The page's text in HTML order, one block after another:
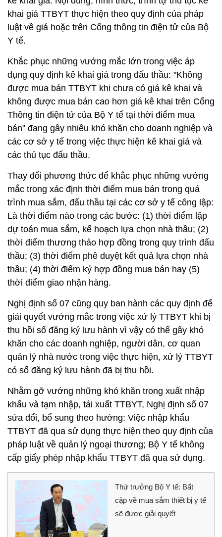
khai giá TTBYT thực hiện theo quy định của pháp
luật về giá hoặc trên Cổng thông tin điện tử của Bộ
Y tế.
Khắc phục những vướng mắc lớn trong việc áp
dụng quy định kê khai giá trong đấu thầu: "Không
được mua bán TTBYT khi chưa có giá kê khai và
không được mua bán cao hơn giá kê khai trên Cổng
Thông tin điện tử của Bộ Y tế tại thời điểm mua
bán" đang gây nhiều khó khăn cho doanh nghiệp và
các cơ sở y tế trong việc thực hiện kê khai giá và
các thủ tục đấu thầu.
Thay đổi phương thức để khắc phục những vướng
mắc trong xác định thời điểm mua bán trong quá
trình mua sắm, đấu thầu tại các cơ sở y tế công lập:
Là thời điểm nào trong các bước: (1) thời điểm lập
dự toán mua sắm, kế hoạch lựa chọn nhà thầu; (2)
thời điểm thương thảo hợp đồng trong quy trình đấu
thầu; (3) thời điểm phê duyệt kết quả lựa chọn nhà
thầu; (4) thời điểm ký hợp đồng mua bán hay (5)
thời điểm giao nhận hàng.
Nghị định số 07 cũng quy ban hành các quy định để
giải quyết vướng mắc trong việc xử lý TTBYT khi bị
thu hồi số đăng ký lưu hành vì vậy có thể gây khó
khăn cho các doanh nghiệp, người dân, cơ quan
quản lý nhà nước trong việc thực hiện, xử lý TTBYT
có số đăng ký lưu hành đã bị thu hồi.
Nhằm gỡ vướng những khó khăn trong xuất nhập
khẩu và tạm nhập, tái xuất TTBYT, Nghị định số 07
sửa đổi, bổ sung theo hướng: Việc nhập khẩu
TTBYT đã qua sử dụng thực hiện theo quy định của
pháp luật về quản lý ngoại thương; Bộ Y tế không
cấp giấy phép nhập khẩu TTBYT đã qua sử dụng.
Thứ trưởng Bộ Y tế: Bất
cập về mua sắm thiết bị y tế
sẽ được giải quyết